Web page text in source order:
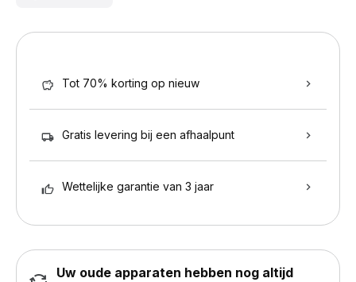
Tot 70% korting op nieuw
Gratis levering bij een afhaalpunt
Wettelijke garantie van 3 jaar
Uw oude apparaten hebben nog altijd